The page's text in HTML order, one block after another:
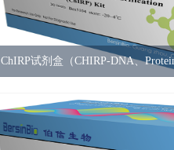
ChIRP试剂盒（CHIRP-DNA、